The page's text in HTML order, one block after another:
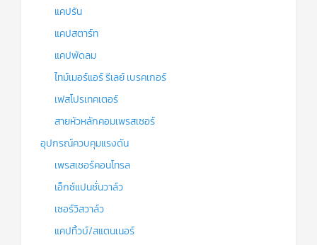
แคปรัน
แคปสตาร์ท
แคปพัดลม
ไทม์เมอร์แอร์ รีเลย์ เบรคเกอร์
เฟสโปรเทคเตอร์
สายหัวหลักคอมเพรสเซอร์
อุปกรณ์ควบคุมแรงดัน
เพรสเชอร์คอนโทรล
เอ็กซ์แปนชั่นวาล์ว
เซอร์วิสวาล์ว
แคปทิ้วบ์/สแตนเนอร์